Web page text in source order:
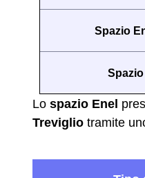
Spazio
Lo spazio Enel
Treviglio tramite